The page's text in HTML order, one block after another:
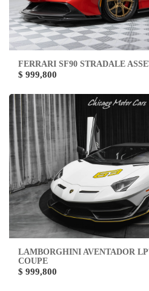
FERRARI SF90 STRADALE
$ 999,800
LAMBORGHINI AVENTADOR
COUPE
$ 999,800